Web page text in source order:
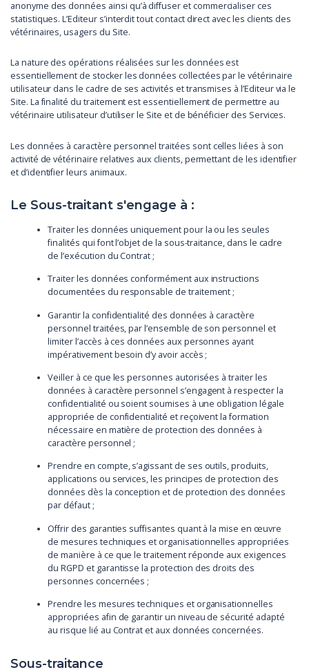
anonyme des données ainsi qu’à diffuser et commercialiser ces
statistiques. L’Editeur s’interdit tout contact direct avec les clients des
vétérinaires, usagers du Site.
La nature des opérations réalisées sur les données est
essentiellement de stocker les données collectées par le vétérinaire
utilisateur dans le cadre de ses activités et transmises à l’Editeur via le
Site. La finalité du traitement est essentiellement de permettre au
vétérinaire utilisateur d’utiliser le Site et de bénéficier des Services.
Les données à caractère personnel traitées sont celles liées à son
activité de vétérinaire relatives aux clients, permettant de les identifier
et d’identifier leurs animaux.
Le Sous-traitant s'engage à :
Traiter les données uniquement pour la ou les seules
finalités qui font l’objet de la sous-traitance, dans le cadre
de l’exécution du Contrat ;
Traiter les données conformément aux instructions
documentées du responsable de traitement ;
Garantir la confidentialité des données à caractère
personnel traitées, par l’ensemble de son personnel et
limiter l’accès à ces données aux personnes ayant
impérativement besoin d’y avoir accès ;
Veiller à ce que les personnes autorisées à traiter les
données à caractère personnel s’engagent à respecter la
confidentialité ou soient soumises à une obligation légale
appropriée de confidentialité et reçoivent la formation
nécessaire en matière de protection des données à
caractère personnel ;
Prendre en compte, s’agissant de ses outils, produits,
applications ou services, les principes de protection des
données dès la conception et de protection des données
par défaut ;
Offrir des garanties suffisantes quant à la mise en œuvre
de mesures techniques et organisationnelles appropriées
de manière à ce que le traitement réponde aux exigences
du RGPD et garantisse la protection des droits des
personnes concernées ;
Prendre les mesures techniques et organisationnelles
appropriées afin de garantir un niveau de sécurité adapté
au risque lié au Contrat et aux données concernées.
Sous-traitance